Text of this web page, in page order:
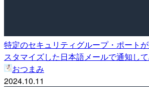
特定のセキュリティグループ・ポート
スタマイズした日本語メールで通知し
おつまみ
2024.10.11